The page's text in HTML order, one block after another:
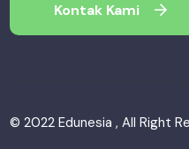
Kontak Kami
© 2022 Edunesia , All Right